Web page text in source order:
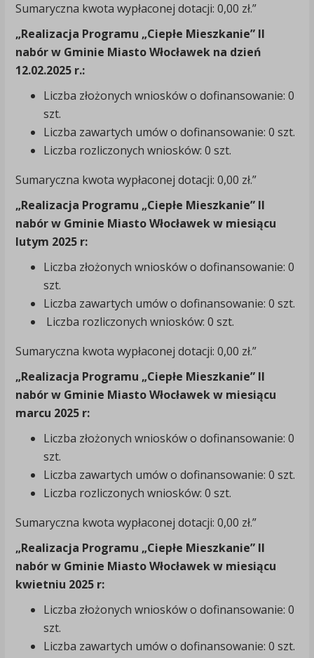
Sumaryczna kwota wypłaconej dotacji: 0,00 zł.”
„Realizacja Programu „Ciepłe Mieszkanie” II
nabór w Gminie Miasto Włocławek na dzień
12.02.2025 r.:
Liczba złożonych wniosków o dofinansowanie: 0
szt.
Liczba zawartych umów o dofinansowanie: 0 szt.
Liczba rozliczonych wniosków: 0 szt.
Sumaryczna kwota wypłaconej dotacji: 0,00 zł.”
„Realizacja Programu „Ciepłe Mieszkanie” II
nabór w Gminie Miasto Włocławek w miesiącu
lutym 2025 r:
Liczba złożonych wniosków o dofinansowanie: 0
szt.
Liczba zawartych umów o dofinansowanie: 0 szt.
Liczba rozliczonych wniosków: 0 szt.
Sumaryczna kwota wypłaconej dotacji: 0,00 zł.”
„Realizacja Programu „Ciepłe Mieszkanie” II
nabór w Gminie Miasto Włocławek w miesiącu
marcu 2025 r:
Liczba złożonych wniosków o dofinansowanie: 0
szt.
Liczba zawartych umów o dofinansowanie: 0 szt.
Liczba rozliczonych wniosków: 0 szt.
Sumaryczna kwota wypłaconej dotacji: 0,00 zł.”
„Realizacja Programu „Ciepłe Mieszkanie” II
nabór w Gminie Miasto Włocławek w miesiącu
kwietniu 2025 r:
Liczba złożonych wniosków o dofinansowanie: 0
szt.
Liczba zawartych umów o dofinansowanie: 0 szt.